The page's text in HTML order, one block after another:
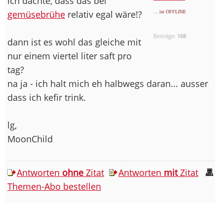
... ist OFFLINE
Beiträge: 168
gemüsebrühe relativ egal wäre!?
dann ist es wohl das gleiche mit
nur einem viertel liter saft pro
tag?
na ja - ich halt mich eh halbwegs daran... ausser
dass ich kefir trink.
lg,
MoonChild
Antworten ohne Zitat Antworten mitZitat
Themen-Abo bestellen